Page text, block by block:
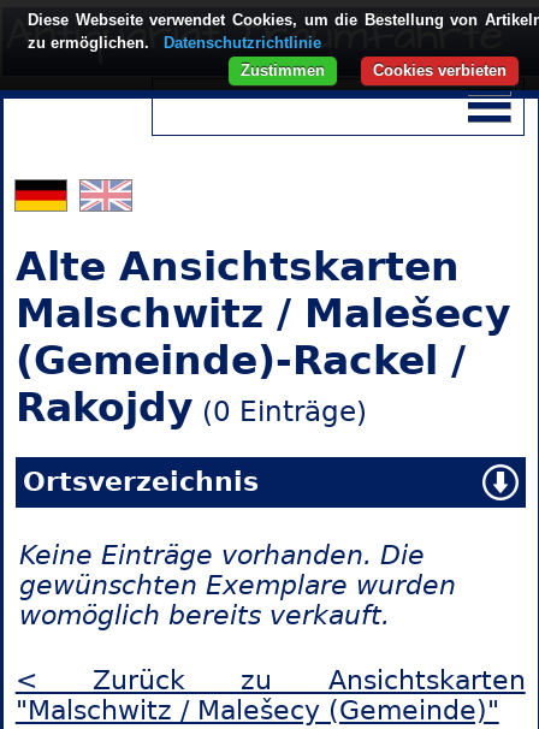
Alte Ansichtskarten
Malschwitz / Malešecy
(Gemeinde)-Rackel /
Rakojdy (0 Einträge)
Ortsverzeichnis
Keine Einträge vorhanden. Die
gewünschten Exemplare wurden
womöglich bereits verkauft.
< Zurück zu Ansichtskarten
"Malschwitz / Malešecy (Gemeinde)"
Diese Webseite verwendet Cookies, um die Bestellung von
zu ermöglichen.
Datenschutzrichtlinie
Cookies verbieten
Zustimmen